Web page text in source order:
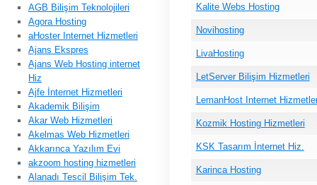
Kalite Webs Hosting
Novihosting
LivaHosting
LetServer Bilişim Hizmetleri
LemanHost Internet
Kozmik Hosting Hizmetleri
KSK Tasarım İnternet Hiz.
Karinca Hosting
AGB Bilişim Teknolojileri
Agora Hosting
aHoster Internet Hizmetleri
Ajans Ekspres
Ajans Web Hosting internet
Hiz
Ajfe İnternet Hizmetleri
Akademik Bilişim
Akar Web Hizmetleri
Akelmas Web Hizmetleri
Akkarınca Yazılım Evi
akzoom hosting hizmetleri
Alanadı Tescil Bilişim Tek.